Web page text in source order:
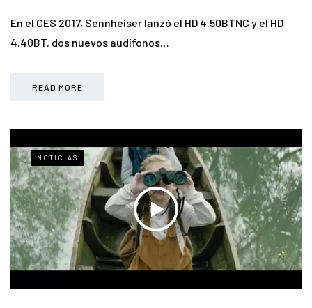
En el CES 2017, Sennheiser lanzó el HD 4.50BTNC y el HD
4.40BT, dos nuevos audífonos…
READ MORE
NOTICIAS